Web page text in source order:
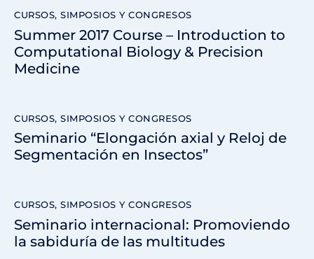
CURSOS, SIMPOSIOS Y CONGRESOS
Summer 2017 Course – Introduction to
Computational Biology & Precision
Medicine
CURSOS, SIMPOSIOS Y CONGRESOS
Seminario “Elongación axial y Reloj de
Segmentación en Insectos”
CURSOS, SIMPOSIOS Y CONGRESOS
Seminario internacional: Promoviendo
la sabiduría de las multitudes